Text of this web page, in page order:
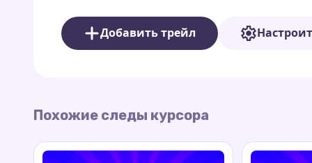
Добавить трейл
Похожие следы курсора